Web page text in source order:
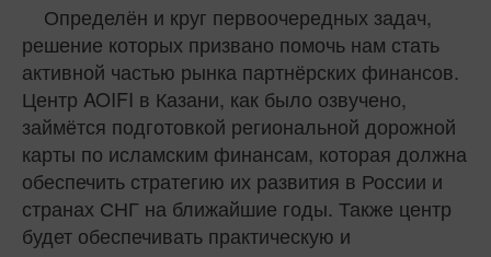
Определён и круг первоочередных задач,
решение которых призвано помочь нам стать
активной частью рынка партнёрских финансов.
Центр AOIFI в Казани, как было озвучено,
займётся подготовкой региональной дорожной
карты по исламским финансам, которая должна
обеспечить стратегию их развития в России и
странах СНГ на ближайшие годы. Также центр
будет обеспечивать практическую и